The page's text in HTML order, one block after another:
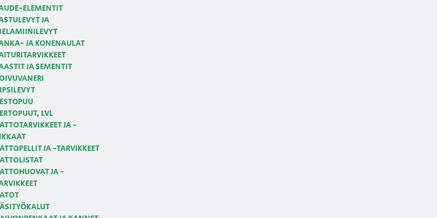
ELEMENTIT
JA
JA KONENAULAT
JA SEMENTIT
LVL
JA -
JA -TARVIKKEET
JA -